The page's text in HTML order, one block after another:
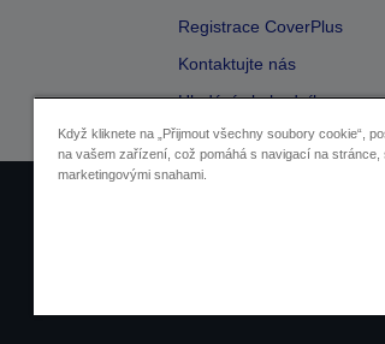
Registrace CoverPlus
Kontaktujte nás
Hledání obchodníka
Když kliknete na „Přijmout všechny soubory cookie“,
na vašem zařízení, což pomáhá s navigací na
marketingovými snahami.